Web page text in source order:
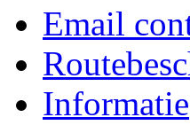
Email
Informatie